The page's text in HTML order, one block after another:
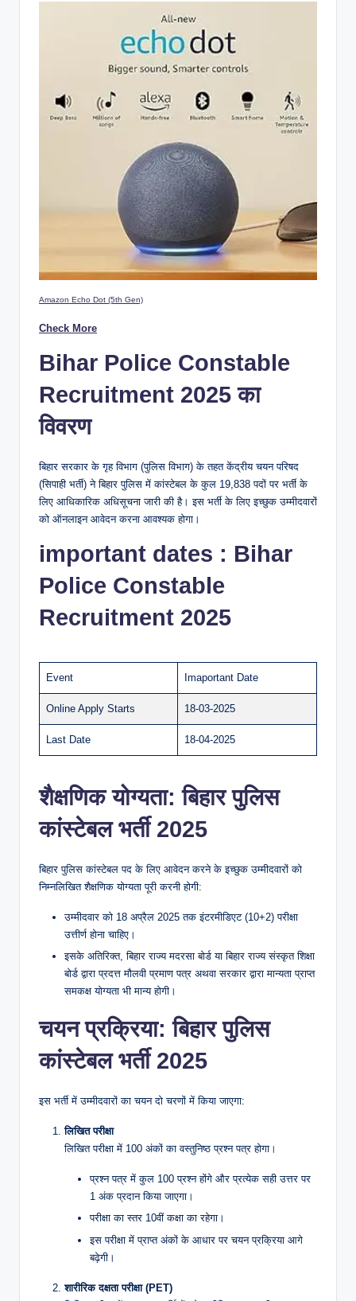
Amazon Echo Dot (5th Gen)
Check More
Bihar Police Constable
Recruitment 2025 का
विवरण
बिहार सरकार के गृह विभाग (पुलिस विभाग) के तहत केंद्रीय चयन परिषद
(सिपाही भर्ती) ने बिहार पुलिस में कांस्टेबल के कुल 19,838 पदों पर भर्ती के
लिए आधिकारिक अधिसूचना जारी की है। इस भर्ती के लिए इच्छुक उम्मीदवारों
को ऑनलाइन आवेदन करना आवश्यक होगा।
important dates : Bihar
Police Constable
Recruitment 2025
Event Imaportant Date
Online Apply Starts 18-03-2025
Last Date 18-04-2025
शैक्षणिक योग्यता: बिहार पुलिस
कांस्टेबल भर्ती 2025
बिहार पुलिस कांस्टेबल पद के लिए आवेदन करने के इच्छुक उम्मीदवारों को
निम्नलिखित शैक्षणिक योग्यता पूरी करनी होगी:
उम्मीदवार को 18 अप्रैल 2025 तक इंटरमीडिएट (10+2) परीक्षा
उत्तीर्ण होना चाहिए।
इसके अतिरिक्त, बिहार राज्य मदरसा बोर्ड या बिहार राज्य संस्कृत शिक्षा
बोर्ड द्वारा प्रदत्त मौलवी प्रमाण पत्र अथवा सरकार द्वारा मान्यता प्राप्त
समकक्ष योग्यता भी मान्य होगी।
चयन प्रक्रिया: बिहार पुलिस
कांस्टेबल भर्ती 2025
इस भर्ती में उम्मीदवारों का चयन दो चरणों में किया जाएगा:
लिखित परीक्षा
लिखित परीक्षा में 100 अंकों का वस्तुनिष्ठ प्रश्न पत्र होगा।
प्रश्न पत्र में कुल 100 प्रश्न होंगे और प्रत्येक सही उत्तर पर
1 अंक प्रदान किया जाएगा।
परीक्षा का स्तर 10वीं कक्षा का रहेगा।
इस परीक्षा में प्राप्त अंकों के आधार पर चयन प्रक्रिया आगे
बढ़ेगी।
शारीरिक दक्षता परीक्षा (PET)